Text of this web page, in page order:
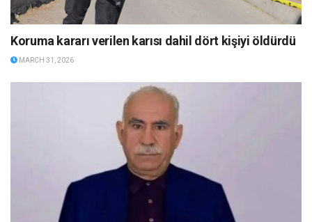
Koruma kararı verilen karısı dahil dört kişiyi öldürdü
MARCH 31, 2026